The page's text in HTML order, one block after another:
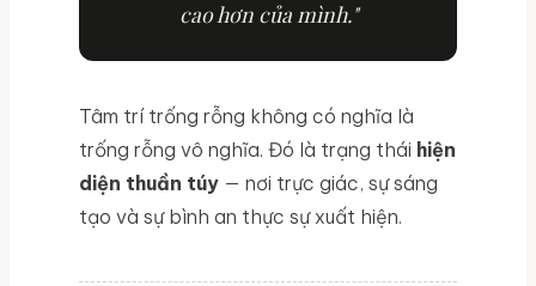
cao hơn của mình."
Tâm trí trống rỗng không có nghĩa là
trống rỗng vô nghĩa. Đó là trạng thái hiện
diện thuần túy — nơi trực giác, sự sáng
tạo và sự bình an thực sự xuất hiện.